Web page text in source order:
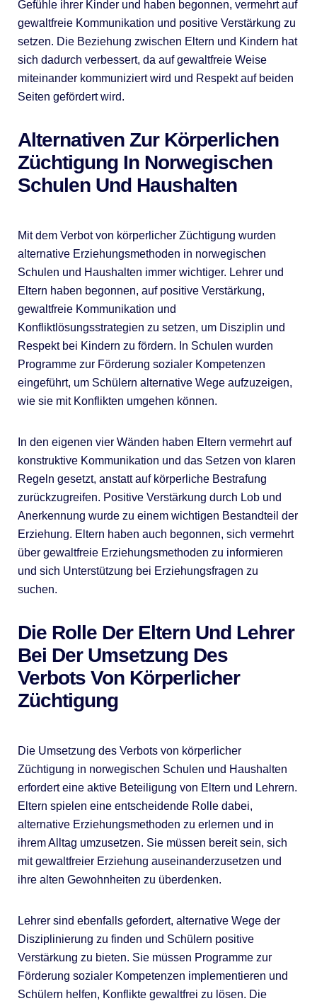
Gefühle ihrer Kinder und haben begonnen, vermehrt auf
gewaltfreie Kommunikation und positive Verstärkung zu
setzen. Die Beziehung zwischen Eltern und Kindern hat
sich dadurch verbessert, da auf gewaltfreie Weise
miteinander kommuniziert wird und Respekt auf beiden
Seiten gefördert wird.
Alternativen Zur Körperlichen
Züchtigung In Norwegischen
Schulen Und Haushalten
Mit dem Verbot von körperlicher Züchtigung wurden
alternative Erziehungsmethoden in norwegischen
Schulen und Haushalten immer wichtiger. Lehrer und
Eltern haben begonnen, auf positive Verstärkung,
gewaltfreie Kommunikation und
Konfliktlösungsstrategien zu setzen, um Disziplin und
Respekt bei Kindern zu fördern. In Schulen wurden
Programme zur Förderung sozialer Kompetenzen
eingeführt, um Schülern alternative Wege aufzuzeigen,
wie sie mit Konflikten umgehen können.
In den eigenen vier Wänden haben Eltern vermehrt auf
konstruktive Kommunikation und das Setzen von klaren
Regeln gesetzt, anstatt auf körperliche Bestrafung
zurückzugreifen. Positive Verstärkung durch Lob und
Anerkennung wurde zu einem wichtigen Bestandteil der
Erziehung. Eltern haben auch begonnen, sich vermehrt
über gewaltfreie Erziehungsmethoden zu informieren
und sich Unterstützung bei Erziehungsfragen zu
suchen.
Die Rolle Der Eltern Und Lehrer
Bei Der Umsetzung Des
Verbots Von Körperlicher
Züchtigung
Die Umsetzung des Verbots von körperlicher
Züchtigung in norwegischen Schulen und Haushalten
erfordert eine aktive Beteiligung von Eltern und Lehrern.
Eltern spielen eine entscheidende Rolle dabei,
alternative Erziehungsmethoden zu erlernen und in
ihrem Alltag umzusetzen. Sie müssen bereit sein, sich
mit gewaltfreier Erziehung auseinanderzusetzen und
ihre alten Gewohnheiten zu überdenken.
Lehrer sind ebenfalls gefordert, alternative Wege der
Disziplinierung zu finden und Schülern positive
Verstärkung zu bieten. Sie müssen Programme zur
Förderung sozialer Kompetenzen implementieren und
Schülern helfen, Konflikte gewaltfrei zu lösen. Die